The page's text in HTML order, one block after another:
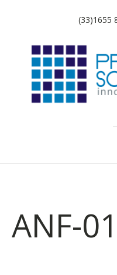
(33)1655
ANF-